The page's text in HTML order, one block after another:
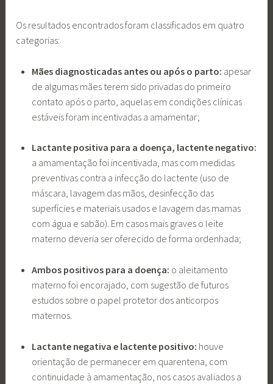
Os resultados encontrados foram classificados em quatro
categorias:
Mães diagnosticadas antes ou após o parto: apesar
de algumas mães terem sido privadas do primeiro
contato após o parto, aquelas em condições clínicas
estáveis foram incentivadas a amamentar;
Lactante positiva para a doença, lactente negativo:
a amamentação foi incentivada, mas com medidas
preventivas contra a infecção do lactente (uso de
máscara, lavagem das mãos, desinfecção das
superfícies e materiais usados e lavagem das mamas
com água e sabão). Em casos mais graves o leite
materno deveria ser oferecido de forma ordenhada;
Ambos positivos para a doença: o aleitamento
materno foi encorajado, com sugestão de futuros
estudos sobre o papel protetor dos anticorpos
maternos.
Lactante negativa e lactente positivo: houve
orientação de permanecer em quarentena, com
continuidade à amamentação, nos casos avaliados a